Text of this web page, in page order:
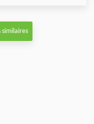
similaires